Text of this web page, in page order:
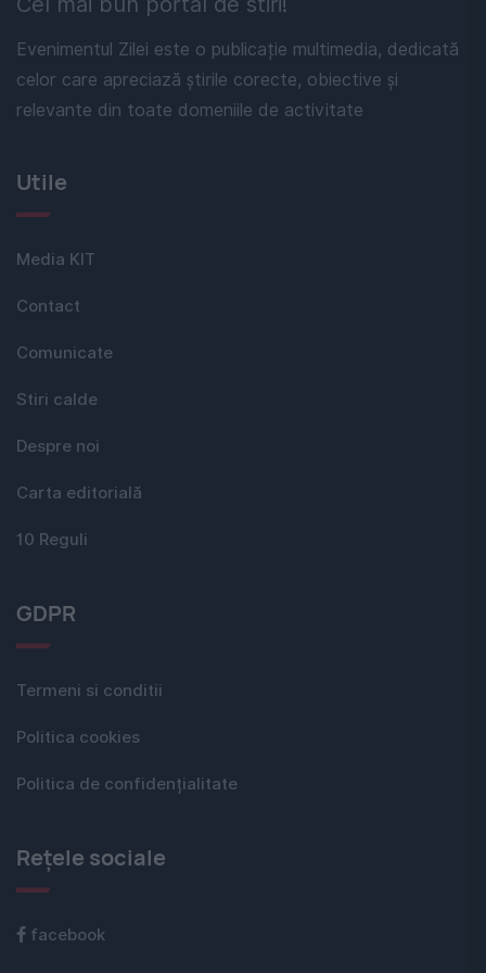
Evenimentul Zilei este o publicație multimedia, dedicată
celor care apreciază știrile corecte, obiective și
relevante din toate domeniile de activitate
Utile
Media KIT
Contact
Comunicate
Stiri calde
Despre noi
Carta editorială
10 Reguli
GDPR
Termeni si conditii
Politica cookies
Politica de confidențialitate
Rețele sociale
facebook